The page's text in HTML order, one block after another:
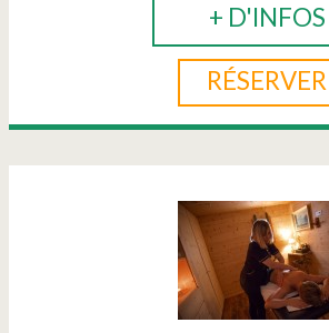
+ D'INFOS
RÉSERVER